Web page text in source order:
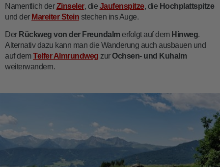
Namentlich derZinseler, die Jaufenspitze, die Hochplattspitze
und der Mareiter Stein stechen ins Auge.
Der Rückweg von der Freundalm erfolgt auf dem Hinweg.
Alternativ dazu kann man die Wanderung auch ausbauen und
auf demTelfer Almrundweg zurOchsen- und Kuhalm
weiterwandern.